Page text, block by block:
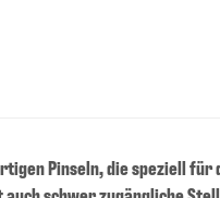
Pinseln, die speziell